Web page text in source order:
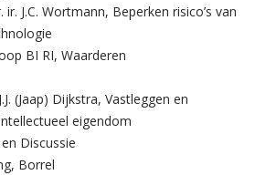
ir. J.C. Wortmann, Beperken risico’s van
BI RI, Waarderen
(Jaap) Dijkstra, Vastleggen en
eigendom
Discussie
Borrel